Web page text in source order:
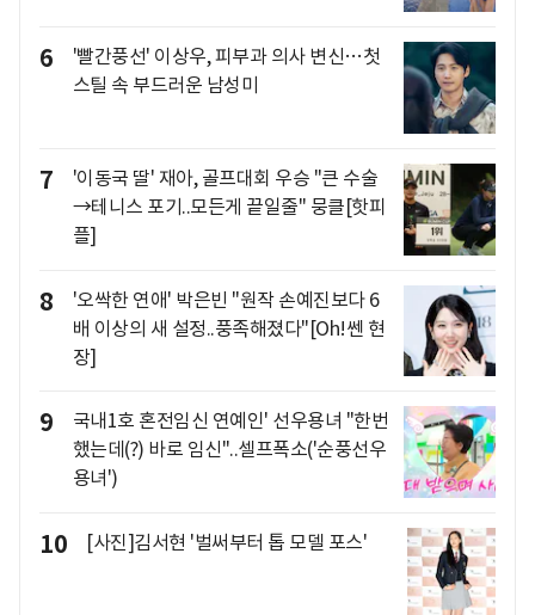
6
'빨간풍선' 이상우, 피부과 의사 변신…첫
스틸 속 부드러운 남성미
7
'이동국 딸' 재아, 골프대회 우승 "큰 수술
→테니스 포기..모든게 끝일줄" 뭉클[핫피
플]
8
'오싹한 연애' 박은빈 "원작 손예진보다 6
배 이상의 새 설정..풍족해졌다"[Oh!쎈 현
장]
9
국내1호 혼전임신 연예인' 선우용녀 "한번
했는데(?) 바로 임신"..셀프폭소('순풍선우
용녀')
10 [사진]김서현 '벌써부터 톱 모델 포스'